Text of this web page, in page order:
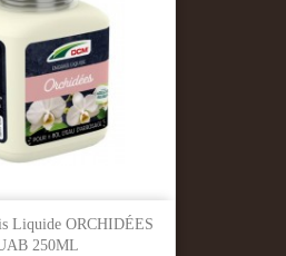
Liquide ORCHIDÉES
250ML